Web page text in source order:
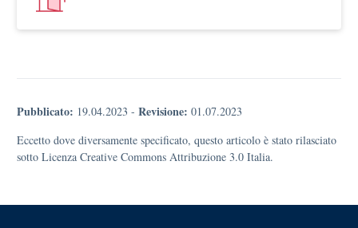
Pubblicato: 19.04.2023 - Revisione: 01.07.2023
Eccetto dove diversamente specificato, questo articolo è stato rilasciato
sotto Licenza Creative Commons Attribuzione 3.0 Italia.